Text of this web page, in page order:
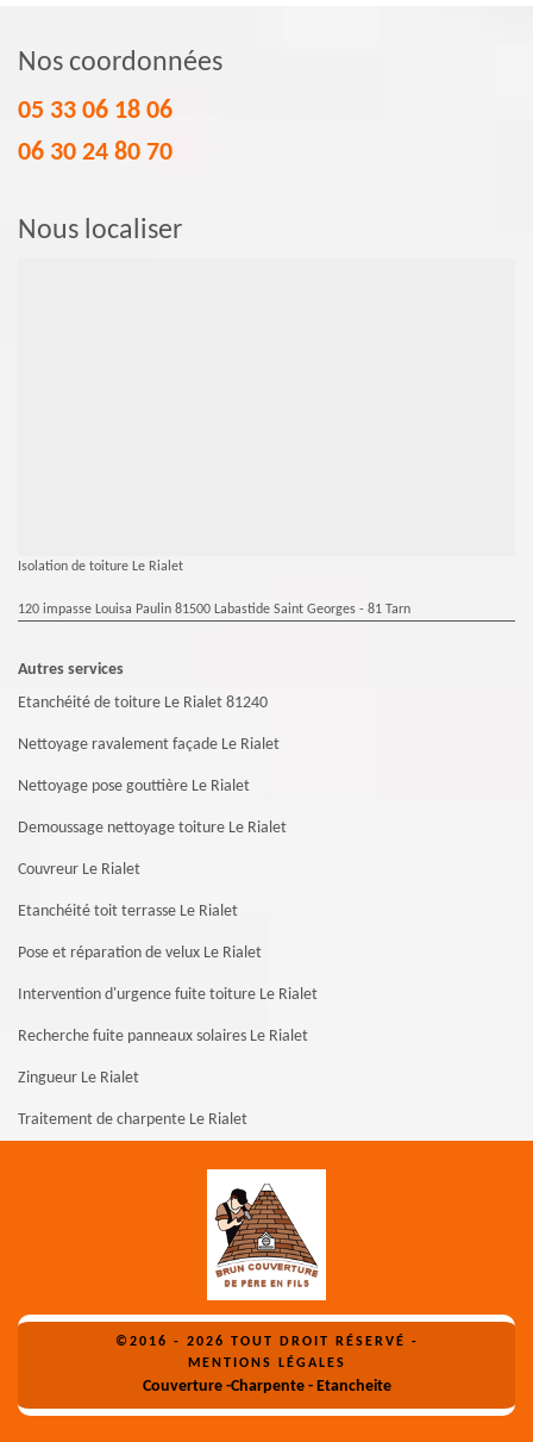
Nos coordonnées
05 33 06 18 06
06 30 24 80 70
Nous localiser
Isolation de toiture Le Rialet
120 impasse Louisa Paulin 81500 Labastide Saint Georges - 81 Tarn
Autres services
Etanchéité de toiture Le Rialet 81240
Nettoyage ravalement façade Le Rialet
Nettoyage pose gouttière Le Rialet
Demoussage nettoyage toiture Le Rialet
Couvreur Le Rialet
Etanchéité toit terrasse Le Rialet
Pose et réparation de velux Le Rialet
Intervention d'urgence fuite toiture Le Rialet
Recherche fuite panneaux solaires Le Rialet
Zingueur Le Rialet
Traitement de charpente Le Rialet
©2016 - 2026 TOUT DROIT RÉSERVÉ -
MENTIONS LÉGALES
Couverture -Charpente - Etancheite